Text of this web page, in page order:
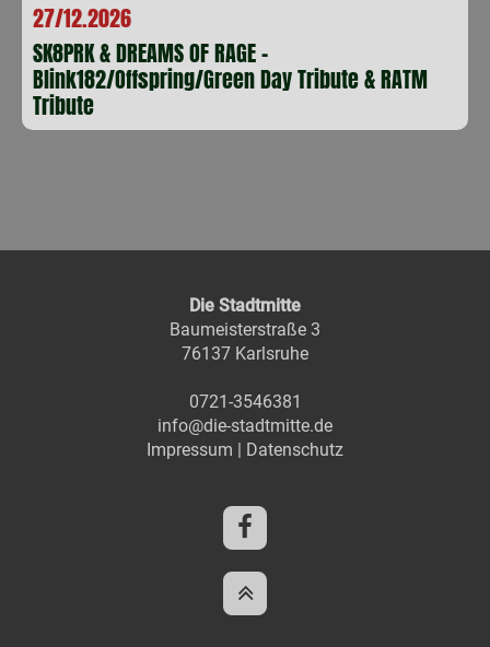
27/12.2026
SK8PRK & DREAMS OF RAGE -
Blink182/Offspring/Green Day Tribute & RATM
Tribute
Die Stadtmitte
Baumeisterstraße 3
76137 Karlsruhe
0721-3546381
info@die-stadtmitte.de
Impressum | Datenschutz